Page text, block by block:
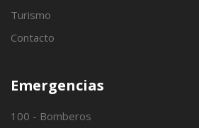
Turismo
Contacto
Emergencias
100 - Bomberos